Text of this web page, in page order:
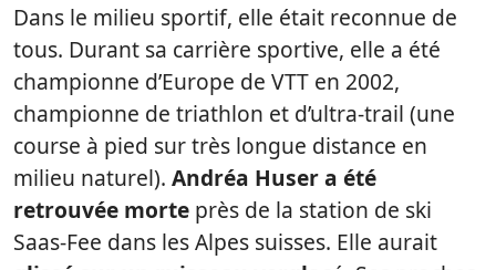
Dans le milieu sportif, elle était reconnue de
tous. Durant sa carrière sportive, elle a été
championne d’Europe de VTT en 2002,
championne de triathlon et d’ultra-trail (une
course à pied sur très longue distance en
milieu naturel). Andréa Huser a été
retrouvée morte près de la station de ski
Saas-Fee dans les Alpes suisses. Elle aurait